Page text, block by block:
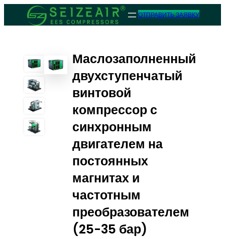
ОТПРАВИТЬ ЗАЯВКУ
Маслозаполненный
двухступенчатый
винтовой
компрессор с
синхронным
двигателем на
постоянных
магнитах и
частотным
преобразователем
(25-35 бар)